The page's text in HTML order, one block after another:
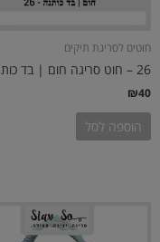
חוטים לסריגת תיקים
26 – חוט סריגה חום | בד כותנה
₪40
הוספה לסל